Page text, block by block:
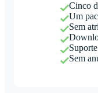
Cinco
Um
Sem
Sem